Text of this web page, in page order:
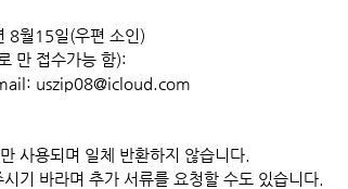
8월15일(우편 소인)
만 접수가능 함):
uszip08@icloud.com
사용되며 일체 반환하지 않습니다.
기 바라며 추가 서류를 요청할 수도 있습니다.